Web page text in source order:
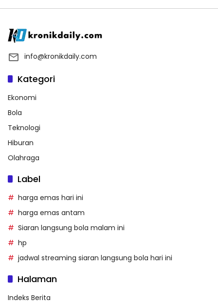
info@kronikdaily.com
Kategori
Ekonomi
Bola
Teknologi
Hiburan
Olahraga
Label
harga emas hari ini
harga emas antam
Siaran langsung bola malam ini
hp
jadwal streaming siaran langsung bola hari ini
Halaman
Indeks Berita